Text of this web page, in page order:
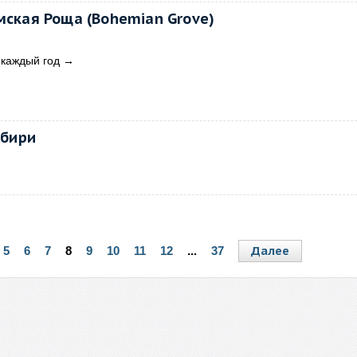
Роща (Bohemian Grove)
год →
5 6 7 8 9 10 11 12 ... 37 Далее